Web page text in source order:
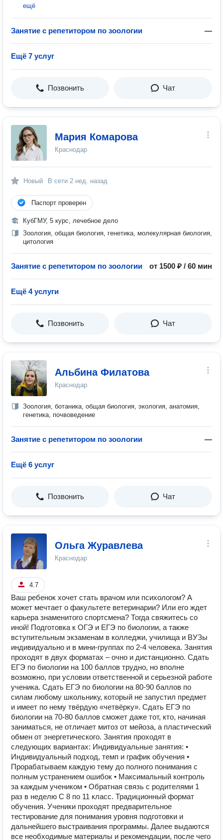
ещё
Занятие с репетитором по зоологии —
Ещё 7 услуг
Позвонить Чат
Мария Комарова
Краснодар
Новый В сети 2 нед. назад
Паспорт проверен
КубГМУ, 5 курс, лечебное дело
Зоология, общая биология, генетика, молекулярная биология,
цитология
Занятие с репетитором по зоологии от 1500 ₽ / 60 мин
Ещё 4 услуги
Позвонить Чат
Альбина Филатова
Краснодар
Зоология, ботаника, общая биология, экология, анатомия,
генетика, почвоведение
Занятие с репетитором по зоологии —
Ещё 6 услуг
Позвонить Чат
Ольга Журавлева
Краснодар
4.7
Ваш ребенок хочет стать врачом или психологом? А
может мечтает о факультете ветеринарии? Или его ждет
карьера знаменитого спортсмена? Тогда свяжитесь со
иной! Подготовка к ОГЭ и ЕГЭ по биологии, а также
вступительным экзаменам в колледжи, училища и ВУЗы
индивидуально и в мини-группах по 2-4 человека. Занятия
проходят в двух форматах – очно и дистанционно. Сдать
ЕГЭ по биологии на 100 баллов трудно, но вполне
возможно, при условии ответственной и серьезной работе
ученика. Сдать ЕГЭ по биологии на 80-90 баллов по
силам любому школьнику, который не запустил предмет
и имеет по нему твёрдую «четвёрку». Сдать ЕГЭ по
биологии на 70-80 баллов сможет даже тот, кто, начиная
заниматься, не отличает митоз от мейоза, а пластический
обмен от энергетического. Занятия проходят в
следующих вариантах: Индивидуальные занятия: •
Индивидуальный подход, темп и график обучения •
Прорабатываем каждую тему до полного понимания с
полным устранением ошибок • Максимальный контроль
за каждым учеником • Обратная связь с родителями 1
раз в неделю С 8 по 11 класс. Традиционный формат
обучения. Ученики проходят предварительное
тестирование для понимания уровня подготовки и
дальнейшего выстраивания программы. Далее выдаются
все необходимые материалы и рекомендации, после чего